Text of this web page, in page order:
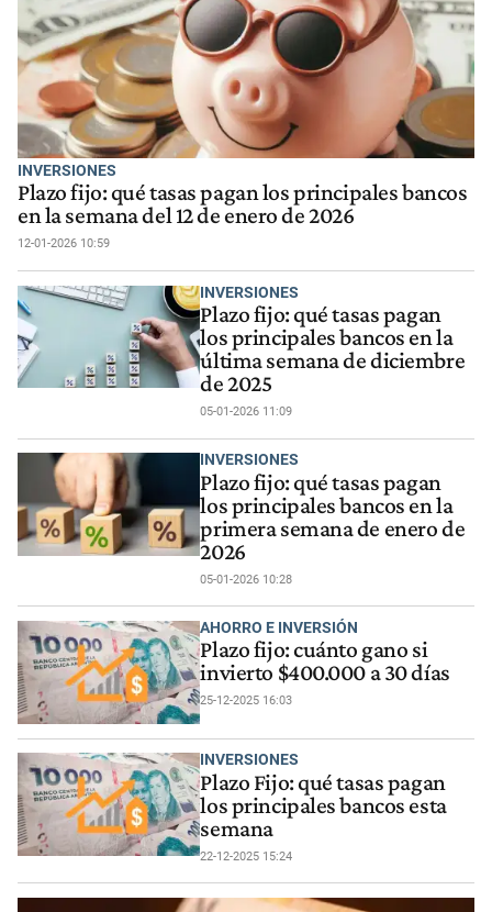
INVERSIONES
Plazo fijo: qué tasas pagan los principales bancos
en la semana del 12 de enero de 2026
12-01-2026 10:59
INVERSIONES
Plazo fijo: qué tasas pagan
los principales bancos en la
última semana de diciembre
de 2025
05-01-2026 11:09
INVERSIONES
Plazo fijo: qué tasas pagan
los principales bancos en la
primera semana de enero de
2026
05-01-2026 10:28
AHORRO E INVERSIÓN
Plazo fijo: cuánto gano si
invierto $400.000 a 30 días
25-12-2025 16:03
INVERSIONES
Plazo Fijo: qué tasas pagan
los principales bancos esta
semana
22-12-2025 15:24